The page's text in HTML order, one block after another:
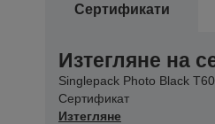
Сертификати
Изтегляне на
Singlepack Photo Black
Сертификат
Изтегляне